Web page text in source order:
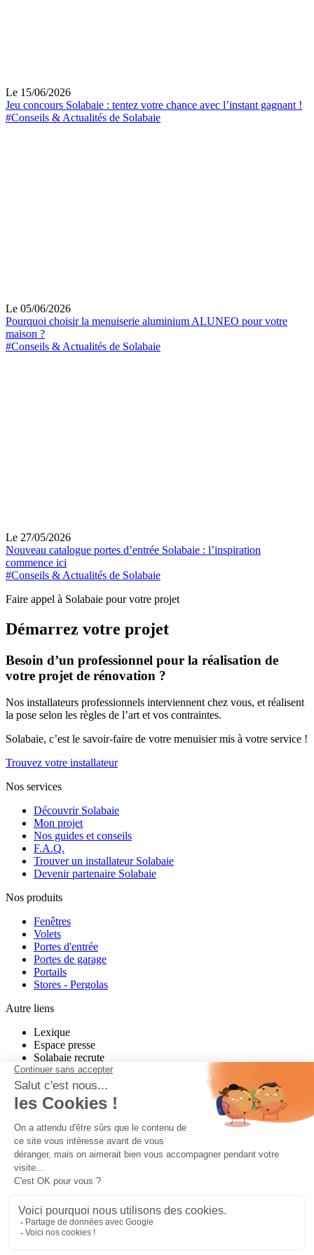
Le 15/06/2026
Jeu concours Solabaie : tentez votre chance avec l’instant gagnant !
#Conseils & Actualités de Solabaie
Le 05/06/2026
Pourquoi choisir la menuiserie aluminium ALUNEO pour votre
maison ?
#Conseils & Actualités de Solabaie
Le 27/05/2026
Nouveau catalogue portes d’entrée Solabaie : l’inspiration
commence ici
#Conseils & Actualités de Solabaie
Faire appel à Solabaie pour votre projet
Démarrez votre projet
Besoin d’un professionnel pour la réalisation de
votre projet de rénovation ?
Nos installateurs professionnels interviennent chez vous, et réalisent
la pose selon les règles de l’art et vos contraintes.
Solabaie, c’est le savoir-faire de votre menuisier mis à votre service !
Trouvez votre installateur
Nos services
Découvrir Solabaie
Mon projet
Nos guides et conseils
F.A.Q.
Trouver un installateur Solabaie
Devenir partenaire Solabaie
Nos produits
Fenêtres
Volets
Portes d'entrée
Portes de garage
Portails
Stores - Pergolas
Autre liens
Lexique
Espace presse
Solabaie recrute
Charte de modération Twitter
Charte de modération Facebook
un projet neuf ou en rénovation ?
Quel que soit votre projet, Solabaie vous propose des produits sur-
mesure, performants et esthétiques. Nos nombreux installateurs
partout en France étudient votre projet, vous conseillent, et vous
proposent des solutions adaptées à votre habitat et à vos besoins.
Contactez-nous pour tous vos projets
Mentions légales
Plan de site
Installateurs